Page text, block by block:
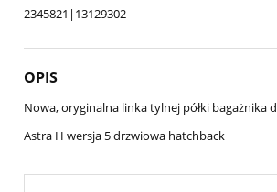
2345821|13129302
OPIS
Nowa, oryginalna linka tylnej półki bagażnika
Astra H wersja 5 drzwiowa hatchback